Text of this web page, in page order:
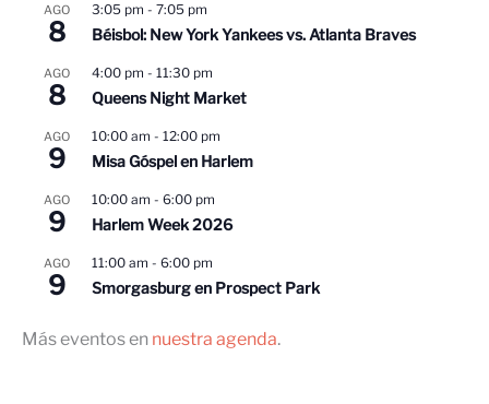
AGO
8
3:05 pm - 7:05 pm
Béisbol: New York Yankees vs. Atlanta Braves
AGO
8
4:00 pm - 11:30 pm
Queens Night Market
AGO
9
10:00 am - 12:00 pm
Misa Góspel en Harlem
AGO
9
10:00 am - 6:00 pm
Harlem Week 2026
AGO
9
11:00 am - 6:00 pm
Smorgasburg en Prospect Park
Más eventos en nuestra agenda.